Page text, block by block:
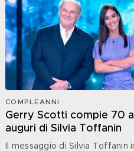
COMPLEANNI
Gerry Scotti compie 70
auguri di Silvia Toffanin
Il messaggio di Silvia Toffanin